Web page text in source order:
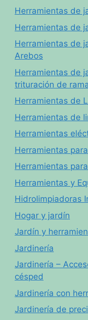
Herramientas de
Herramientas de
Herramientas de
Arebos
Herramientas de
trituración de
Herramientas de
Herramientas de
Herramientas
Herramientas
Herramientas
Herramientas y
Hidrolimpiadoras
Hogar y jardín
Jardín y
Jardinería
Jardinería –
césped
Jardinería con
Jardinería de